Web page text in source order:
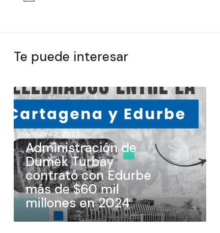
Te puede interesar
octubre 2, 2025
Administración de
Dumek Turbay
contrató con Edurbe
más de $60 mil
millones en 2024